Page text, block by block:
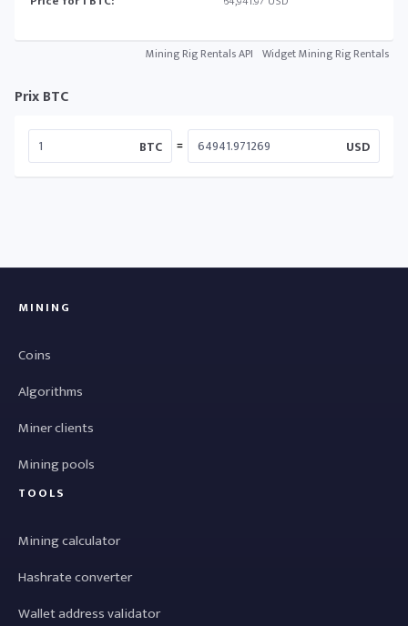
Mining Rig Rentals API Widget Mining Rig Rentals
Prix BTC
BTC = USD
MINING
Coins
Algorithms
Miner clients
Mining pools
TOOLS
Mining calculator
Hashrate converter
Wallet address validator